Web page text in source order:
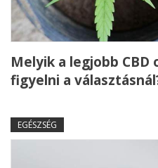
Melyik a legjobb CBD
figyelni a
EGÉSZSÉG